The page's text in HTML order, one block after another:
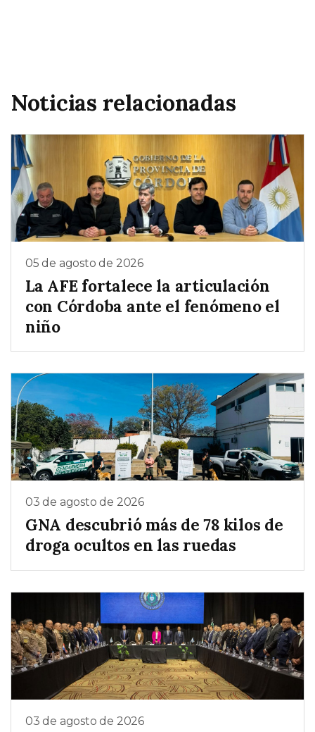
Noticias relacionadas
05 de agosto de 2026
La AFE fortalece la articulación
con Córdoba ante el fenómeno el
niño
03 de agosto de 2026
GNA descubrió más de 78 kilos de
droga ocultos en las ruedas
03 de agosto de 2026